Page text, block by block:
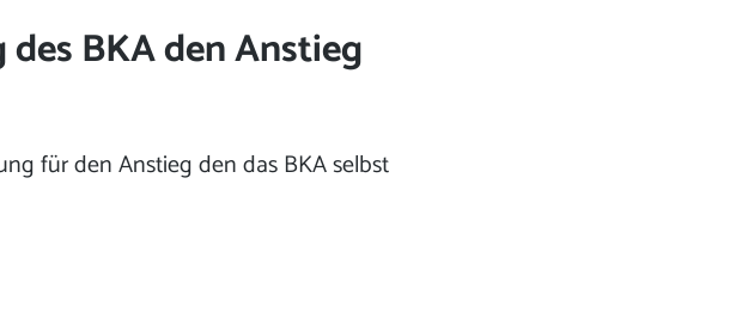
BKA den Anstieg
für den Anstieg den das BKA selbst